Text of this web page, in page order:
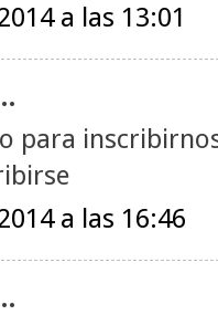
a las 13:01
para
a las 16:46